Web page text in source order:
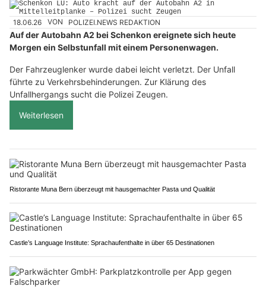
18.06.26 VON POLIZEI.NEWS REDAKTION
Auf der Autobahn A2 bei Schenkon ereignete sich heute
Morgen ein Selbstunfall mit einem Personenwagen.
Der Fahrzeuglenker wurde dabei leicht verletzt. Der Unfall
führte zu Verkehrsbehinderungen. Zur Klärung des
Unfallhergangs sucht die Polizei Zeugen.
Weiterlesen
Ristorante Muna Bern überzeugt mit hausgemachter Pasta und Qualität
Castle’s Language Institute: Sprachaufenthalte in über 65 Destinationen